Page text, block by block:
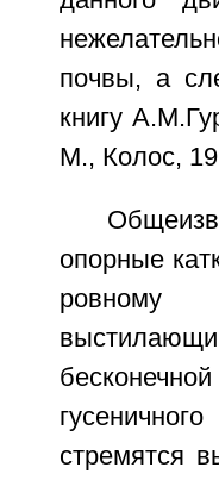
почвы, а
книгу
М., Колос,
опорные
ровному
стремятся